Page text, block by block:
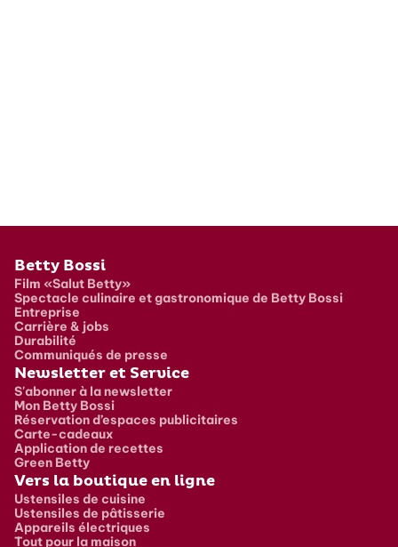
Pied de page
Betty Bossi
Film «Salut Betty»
Spectacle culinaire et gastronomique de Betty Bossi
Entreprise
Carrière & jobs
Durabilité
Communiqués de presse
Newsletter et Service
S'abonner à la newsletter
Mon Betty Bossi
Réservation d’espaces publicitaires
Carte-cadeaux
Application de recettes
Green Betty
Vers la boutique en ligne
Ustensiles de cuisine
Ustensiles de pâtisserie
Appareils électriques
Tout pour la maison